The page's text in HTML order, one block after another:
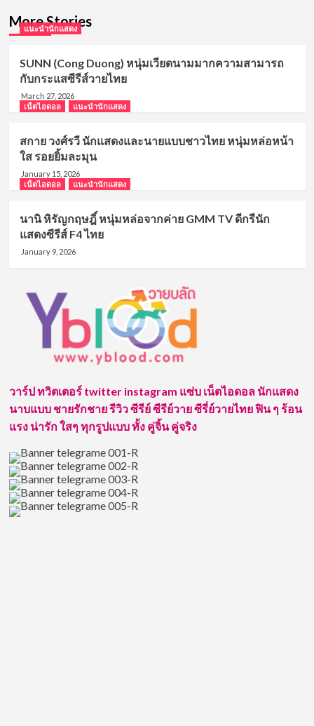
More Stories
แนะนำนักแสดง
SUNN (Cong Duong) หนุ่มเวียดนามมากความสามารถ
กับกระแสซีรีส์วายไทย
March 27, 2026
เน็ตไอดอล
แนะนำนักแสดง
สกาย วงศ์รวี นักแสดงและนายแบบชาวไทย หนุ่มหล่อหน้า
ใส รอยยิ้มละมุน
January 15, 2026
เน็ตไอดอล
แนะนำนักแสดง
นานิ หิรัญกฤษฎิ์ หนุ่มหล่อจากค่าย GMM TV ดีกรีนัก
แสดงซีรีส์ F4 ไทย
January 9, 2026
วาร์ป ทวิตเตอร์ twitter instagram แซ่บ เน็ตไอดอล นักแสดง
นาบแบบ ชายรักชาย รีวิว ซีรีย์ ซีรีย์วาย ซีรี่ย์วายไทย ฟิน ๆ ร้อน
แรง น่ารัก ใสๆ ทุกรูปแบบ ทั้ง คู่จิ้น คู่จริง